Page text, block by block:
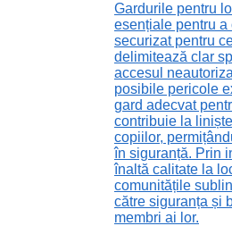
Gardurile pentru
esențiale pentru a
securizat pentru
delimitează clar
accesul
posibile pericole
gard adecvat
contribuie la
copiilor,
în siguranță. Prin
înaltă calitate la
comunitățile
către siguranța și
membri ai lor.